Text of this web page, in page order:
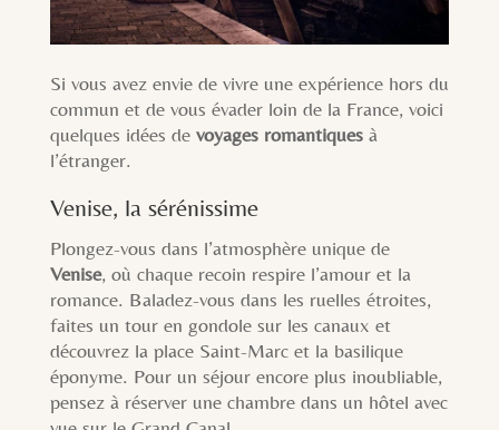
Si vous avez envie de vivre une expérience hors du
commun et de vous évader loin de la France, voici
quelques idées de voyages romantiquesà
l’étranger.
Venise, la sérénissime
Plongez-vous dans l’atmosphère unique de
Venise, où chaque recoin respire l’amour et la
romance. Baladez-vous dans les ruelles étroites,
faites un tour en gondole sur les canaux et
découvrez la place Saint-Marc et la basilique
éponyme. Pour un séjour encore plus inoubliable,
pensez à réserver une chambre dans un hôtel avec